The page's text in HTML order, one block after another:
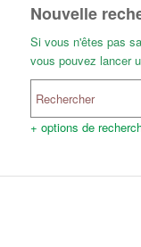
Nouvelle
Si vous n'êtes pas
vous pouvez lancer
+ options de